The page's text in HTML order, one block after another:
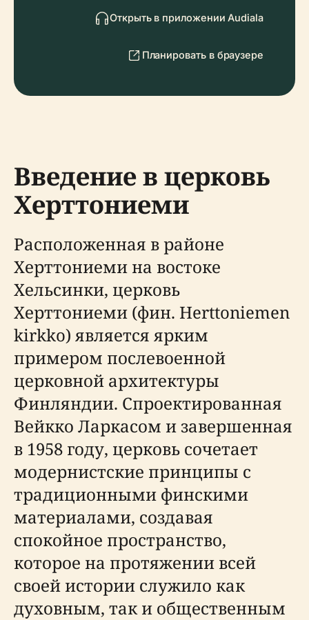
Открыть в приложении Audiala
Планировать в браузере
Введение в церковь
Херттониеми
Расположенная в районе
Херттониеми на востоке
Хельсинки, церковь
Херттониеми (фин. Herttoniemen
kirkko) является ярким
примером послевоенной
церковной архитектуры
Финляндии. Спроектированная
Вейкко Ларкасом и завершенная
в 1958 году, церковь сочетает
модернистские принципы с
традиционными финскими
материалами, создавая
спокойное пространство,
которое на протяжении всей
своей истории служило как
духовным, так и общественным